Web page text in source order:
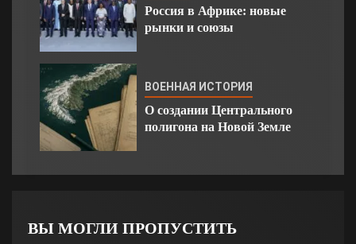
Россия в Африке: новые
рынки и союзы
ВОЕННАЯ ИСТОРИЯ
О создании Центрального
полигона на Новой Земле
ВЫ МОГЛИ ПРОПУСТИТЬ